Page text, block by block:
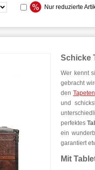
Nur reduzierte
Schicke
Wer kennt
gebracht
den Tapeten
und
perfektes
ein
garantiert
Mit